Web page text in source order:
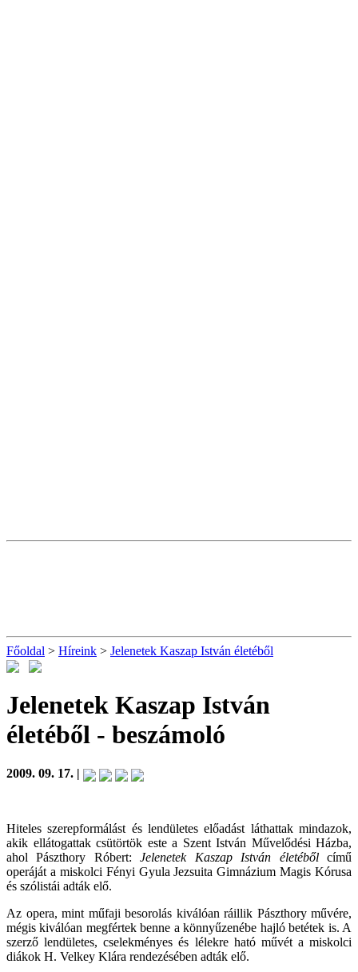
Főoldal > Híreink > Jelenetek Kaszap István életéből
Jelenetek Kaszap István
életéből - beszámoló
2009. 09. 17. |
Hiteles szerepformálást és lendületes előadást láthattak mindazok,
akik ellátogattak csütörtök este a Szent István Művelődési Házba,
ahol Pászthory Róbert:Jelenetek Kaszap István életébőlcímű
operáját a miskolci Fényi Gyula Jezsuita Gimnázium Magis Kórusa
és szólistái adták elő.
Az opera, mint műfaji besorolás kiválóan ráillik Pászthory művére,
mégis kiválóan megfértek benne a könnyűzenébe hajló betétek is. A
szerző lendületes, cselekményes és lélekre ható művét a miskolci
diákok H. Velkey Klára rendezésében adták elő.